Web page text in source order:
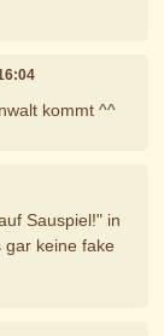
kommt ^^
Sauspiel!" in
gar keine fake